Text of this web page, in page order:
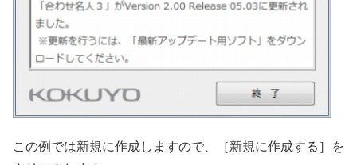
この例では新規に作成しますので、［新規に作成する］を